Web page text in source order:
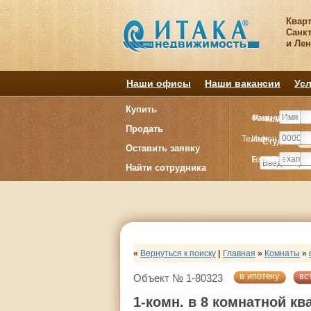
и
Наши офисы Наши вакансии
Купить
Продать
Оставить заявку
Найти сотрудника
Комнату
Студия
Комнату
Студия
Имя
Телефон
E-mail
Фамилия
Имя
Телефон
« Вернуться к поиску Главная » Комнаты »
Объект № 1-80323 в ипотеку
1-комн. в 8 комнатной